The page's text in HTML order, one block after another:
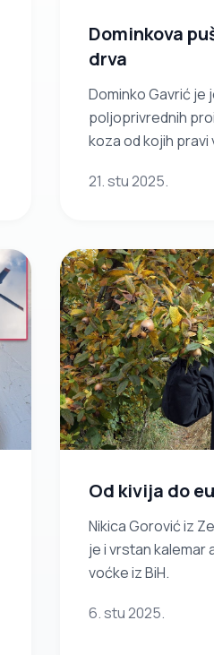
Dominkova
drva
Dominko Gavrić je
poljoprivrednih
koza od kojih pravi
veoma kvalitetnog
21. stu 2025.
Od kivija do
Nikica Gorović iz
je i vrstan kalemar
voćke iz BiH.
6. stu 2025.